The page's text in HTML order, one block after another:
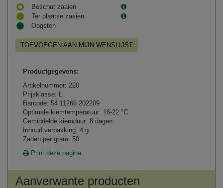
Beschut zaaien
Ter plaatse zaaien
Oogsten
TOEVOEGEN AAN MIJN WENSLIJST
Productgegevens:
Artikelnummer: 220
Prijsklasse: L
Barcode: 54 11266 202209
Optimale kiemtemperatuur: 16-22 °C
Gemiddelde kiemduur: 8 dagen
Inhoud verpakking: 4 g
Zaden per gram: 50
Print deze pagina
Aanverwante producten